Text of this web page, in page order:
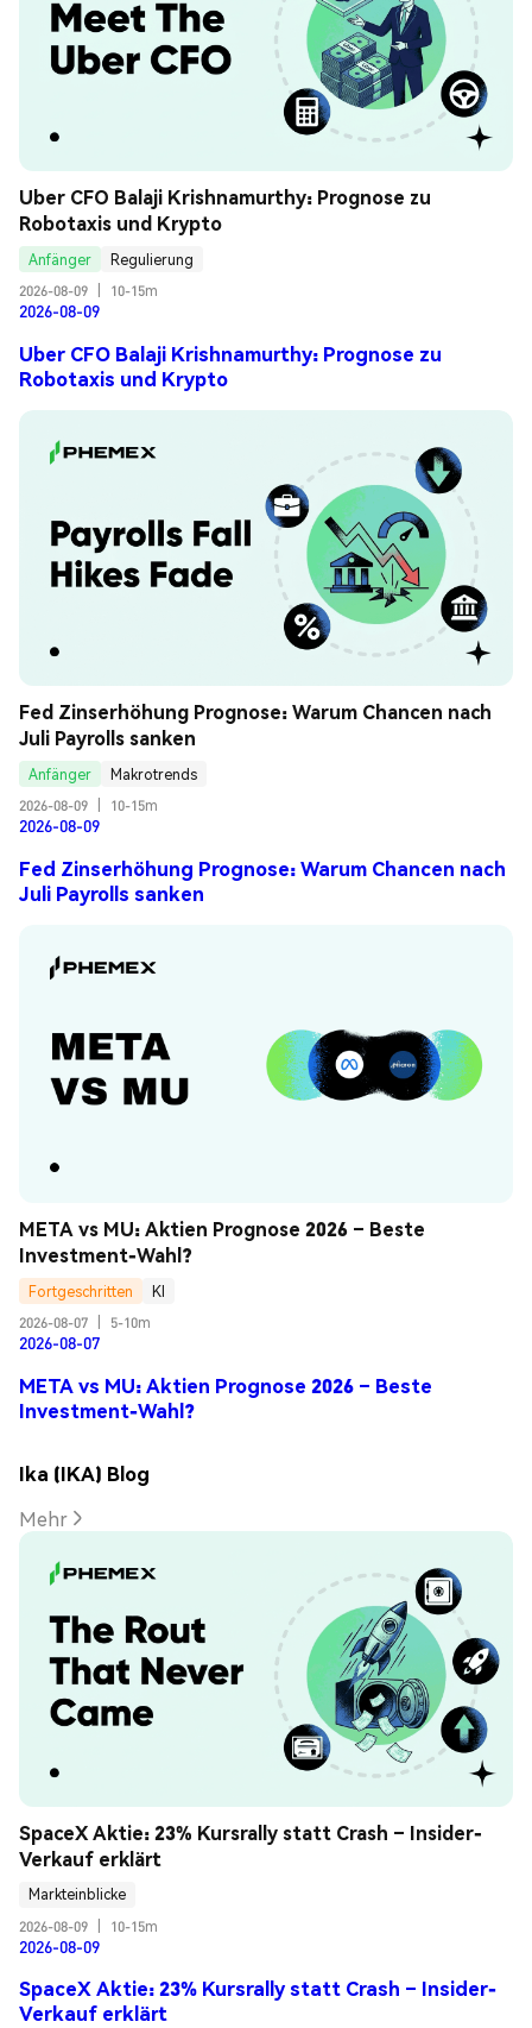
Uber CFO Balaji Krishnamurthy: Prognose zu
Robotaxis und Krypto
Anfänger
Regulierung
2026-08-09
10-15m
2026-08-09
Uber CFO Balaji Krishnamurthy: Prognose zu
Robotaxis und Krypto
Fed Zinserhöhung Prognose: Warum Chancen nach
Juli Payrolls sanken
Anfänger
Makrotrends
2026-08-09
10-15m
2026-08-09
Fed Zinserhöhung Prognose: Warum Chancen nach
Juli Payrolls sanken
META vs MU: Aktien Prognose 2026 – Beste
Investment-Wahl?
Fortgeschritten
KI
2026-08-07
5-10m
2026-08-07
META vs MU: Aktien Prognose 2026 – Beste
Investment-Wahl?
Ika (IKA) Blog
Mehr
SpaceX Aktie: 23% Kursrally statt Crash – Insider-
Verkauf erklärt
Markteinblicke
2026-08-09
10-15m
2026-08-09
SpaceX Aktie: 23% Kursrally statt Crash – Insider-
Verkauf erklärt